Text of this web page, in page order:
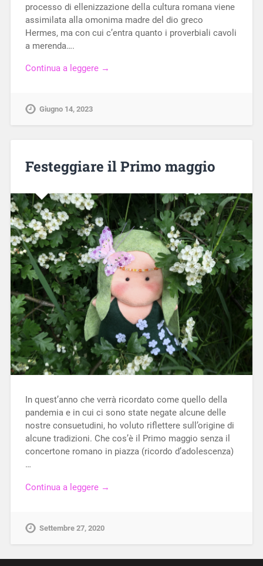
processo di ellenizzazione della cultura romana viene
assimilata alla omonima madre del dio greco
Hermes, ma con cui c’entra quanto i proverbiali cavoli
a merenda….
Continua a leggere →
Giugno 14, 2023
Festeggiare il Primo maggio
In quest’anno che verrà ricordato come quello della
pandemia e in cui ci sono state negate alcune delle
nostre consuetudini, ho voluto riflettere sull’origine di
alcune tradizioni. Che cos’è il Primo maggio senza il
concertone romano in piazza (ricordo d’adolescenza)
…
Continua a leggere →
Settembre 27, 2020